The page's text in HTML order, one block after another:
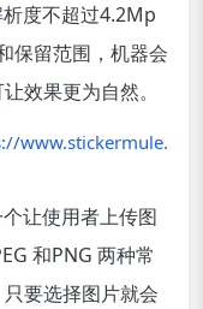
度不超过4.2Mp
保留范围，机器会
效果更为自然。
www.stickermule.
让使用者上传图
和PNG 两种常
要选择图片就会